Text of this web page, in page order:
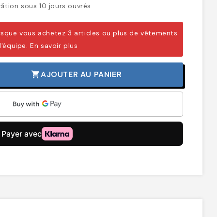
sous 10 jours ouvrés.
vous achetez 3 articles ou plus de vêtements
En savoir plus
shopping_cartAJOUTER AU PANIER